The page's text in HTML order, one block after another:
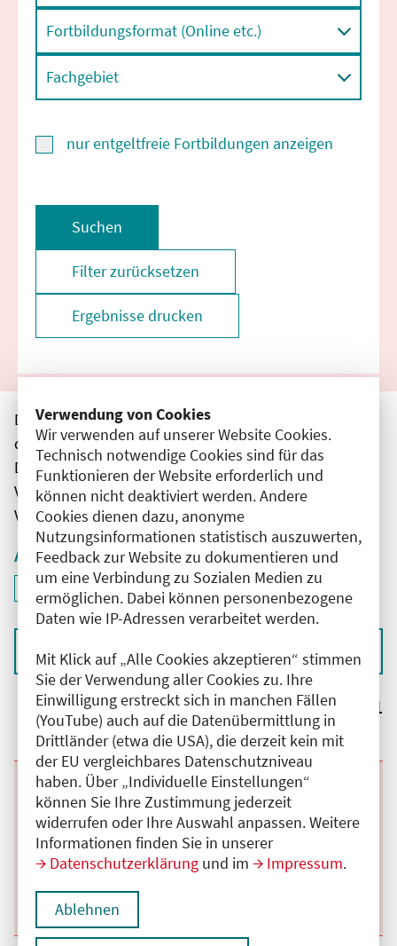
Verwendung von Cookies
Wir verwenden auf unserer Website Cookies.
Technisch notwendige Cookies sind für das
Funktionieren der Website erforderlich und
können nicht deaktiviert werden. Andere
Cookies dienen dazu, anonyme
Nutzungsinformationen statistisch auszuwerten,
Feedback zur Website zu dokumentieren und
um eine Verbindung zu Sozialen Medien zu
ermöglichen. Dabei können personenbezogene
Daten wie IP-Adressen verarbeitet werden.
Mit Klick auf „Alle Cookies akzeptieren“ stimmen
Sie der Verwendung aller Cookies zu. Ihre
Einwilligung erstreckt sich in manchen Fällen
(YouTube) auch auf die Datenübermittlung in
Drittländer (etwa die USA), die derzeit kein mit
der EU vergleichbares Datenschutzniveau
haben. Über „Individuelle Einstellungen“
können Sie Ihre Zustimmung jederzeit
widerrufen oder Ihre Auswahl anpassen. Weitere
Informationen finden Sie in unserer
Datenschutzerklärung und im Impressum.
Ablehnen
Fortbildungsformat (Online etc.)
Fachgebiet
nur entgeltfreie Fortbildungen anzeigen
Suchen
Filter zurücksetzen
Ergebnisse drucken
Die hier aufgeführten Veranstaltungen entsprechen
den unmittelbar vom Veranstalter getätigten Angaben.
Die Ärztekammer Berlin übernimmt keine
Verantwortung für den Inhalt, die Haftung obliegt dem
Veranstalter.
Aktive Filter
Filter
ID: ANT-2601120
deaktivieren und Suchergebnisse neu laden
Sortieren nach
Ergebnisse: 1
Beginn:
11.08.2026Ende und Anfangszeit:
-11.08.2026,08:30 Uhr
Veranstaltungstitel:
Interdisziplinäre Tumorkonferenz
Brustkrebszentrum Havelhöhe
Veranstaltungsort:
Gemeinschafskrankenhaus Havelhöhe Haus 28,
Raum: 118, Kladower Damm, 14089 Berlin
Kategorie:C
Fortbildungspunkte:
Details anzeigen